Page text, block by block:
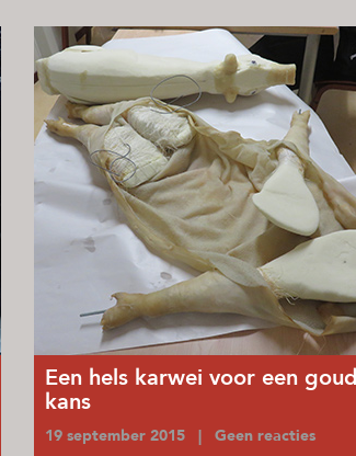
Een hels karwei voor een
kans
19 september 2015 | Geen reacties